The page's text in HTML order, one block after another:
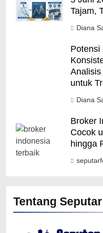
Tajam,
Diana
Potensi
untuk
Diana
Broker
Cocok
hingga
Tentang